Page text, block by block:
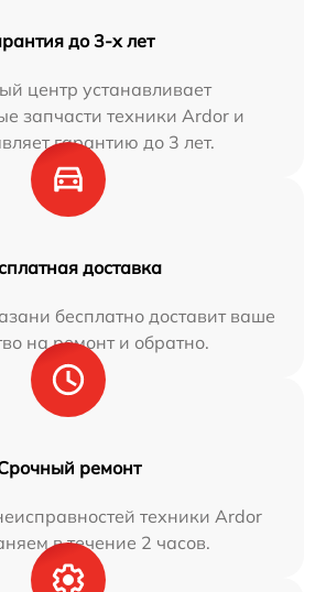
до 3-х лет
центр устанавливает
запчасти техники Ardor и
гарантию до 3 лет.
доставка
бесплатно доставит ваше
на ремонт и обратно.
ремонт
техники Ardor
в течение 2 часов.